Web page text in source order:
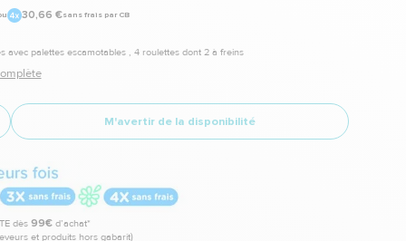
30,66 €sans frais par CB
avec palettes escamotables , 4 roulettes dont 2 à freins
M'avertir de la disponibilité
dès99€ d’achat*
et produits hors gabarit)